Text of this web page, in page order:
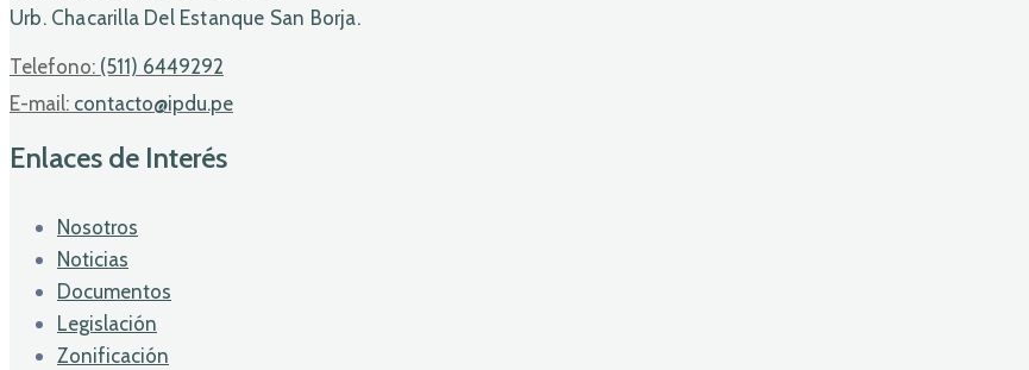
Urb. Chacarilla Del Estanque San Borja.
Telefono: (511) 6449292
E-mail: contacto@ipdu.pe
Enlaces de Interés
Nosotros
Noticias
Documentos
Legislación
Zonificación